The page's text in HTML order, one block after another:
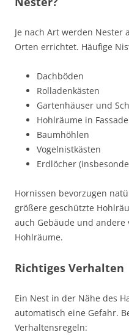
Je nach Art werden Nester
Orten errichtet. Häufige
Dachböden
Rolladenkästen
Gartenhäuser und
Hohlräume in
Baumhöhlen
Vogelnistkästen
Erdlöcher
Hornissen bevorzugen
größere geschützte
auch Gebäude und andere
Hohlräume.
Richtiges Verhalten
Ein Nest in der Nähe des
automatisch eine Gefahr.
Verhaltensregeln: